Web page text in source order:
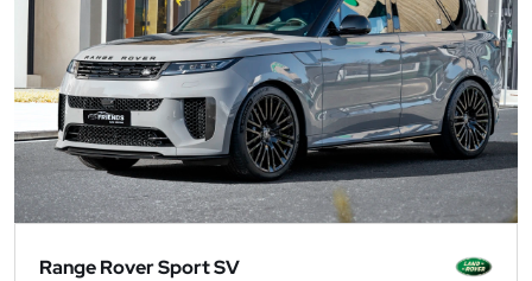
Range Rover Sport SV